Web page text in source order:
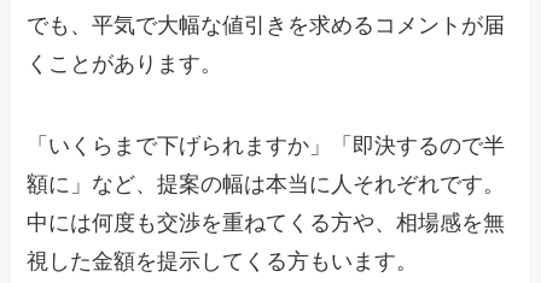
でも、平気で大幅な値引きを求めるコメントが届
くことがあります。
「いくらまで下げられますか」「即決するので半
額に」など、提案の幅は本当に人それぞれです。
中には何度も交渉を重ねてくる方や、相場感を無
視した金額を提示してくる方もいます。